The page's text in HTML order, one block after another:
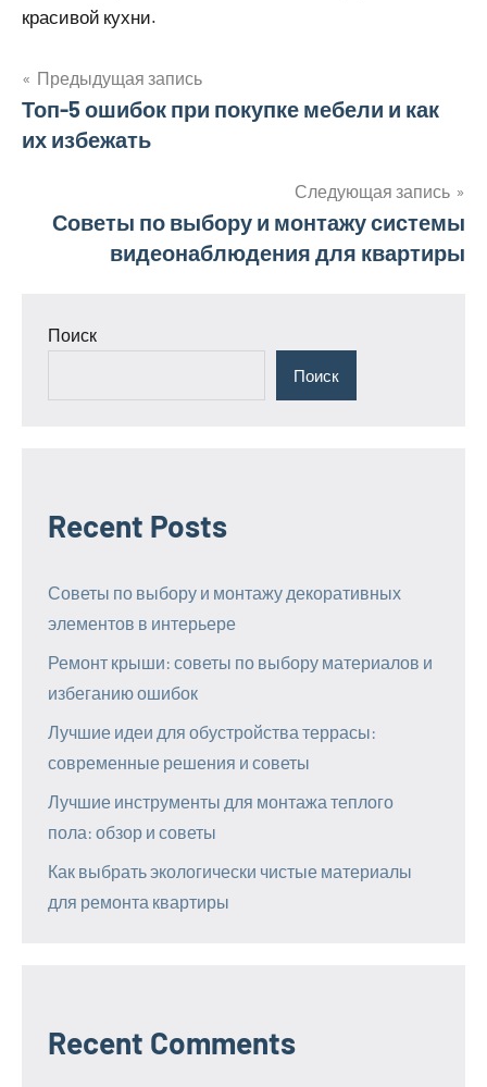
красивой кухни.
Навигация
по
Предыдущая запись
Топ-5 ошибок при покупке мебели и как
их избежать
Следующая запись
Советы по выбору и монтажу системы
видеонаблюдения для квартиры
Поиск
Поиск
Recent Posts
Советы по выбору и монтажу декоративных
элементов в интерьере
Ремонт крыши: советы по выбору материалов и
избеганию ошибок
Лучшие идеи для обустройства террасы:
современные решения и советы
Лучшие инструменты для монтажа теплого
пола: обзор и советы
Как выбрать экологически чистые материалы
для ремонта квартиры
Recent Comments